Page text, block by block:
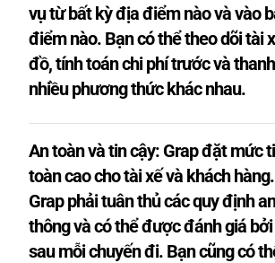
vụ từ bất kỳ địa điểm nào và vào
điểm nào. Bạn có thể theo dõi tài
đồ, tính toán chi phí trước và
nhiều phương thức khác nhau.
An toàn và tin cậy: Grap đặt mức
toàn cao cho tài xế và khách
Grap phải tuân thủ các quy định
thông và có thể được đánh giá
sau mỗi chuyến đi. Bạn cũng có